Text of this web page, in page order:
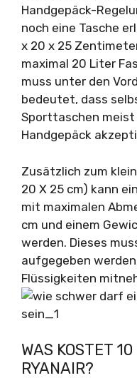
Handgepäck-
noch eine Tasche
x 20 x 25
maximal 20 Liter
muss unter den
bedeutet, dass
Sporttaschen meist
Handgepäck
Zusätzlich zum
20 X 25 cm) kann
mit maximalen
cm und einem
werden. Dieses
aufgegeben
Flüssigkeiten
WAS KOSTET
RYANAIR?